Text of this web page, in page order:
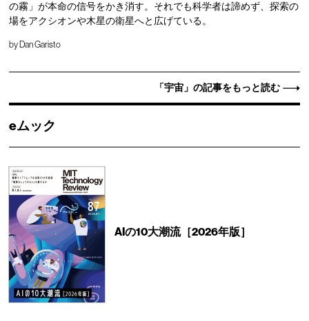
の霧」が本命の信号をかき消す。それでも科学者は諦めず、探索の
場をアクシオンや木星の衛星へと広げている。
by Dan Garisto
「宇宙」の記事をもっと読む
eムック
AIの10大潮流［2026年版］